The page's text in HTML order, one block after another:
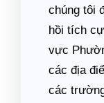
chúng tôi
hồi tích
vực
các địa
các